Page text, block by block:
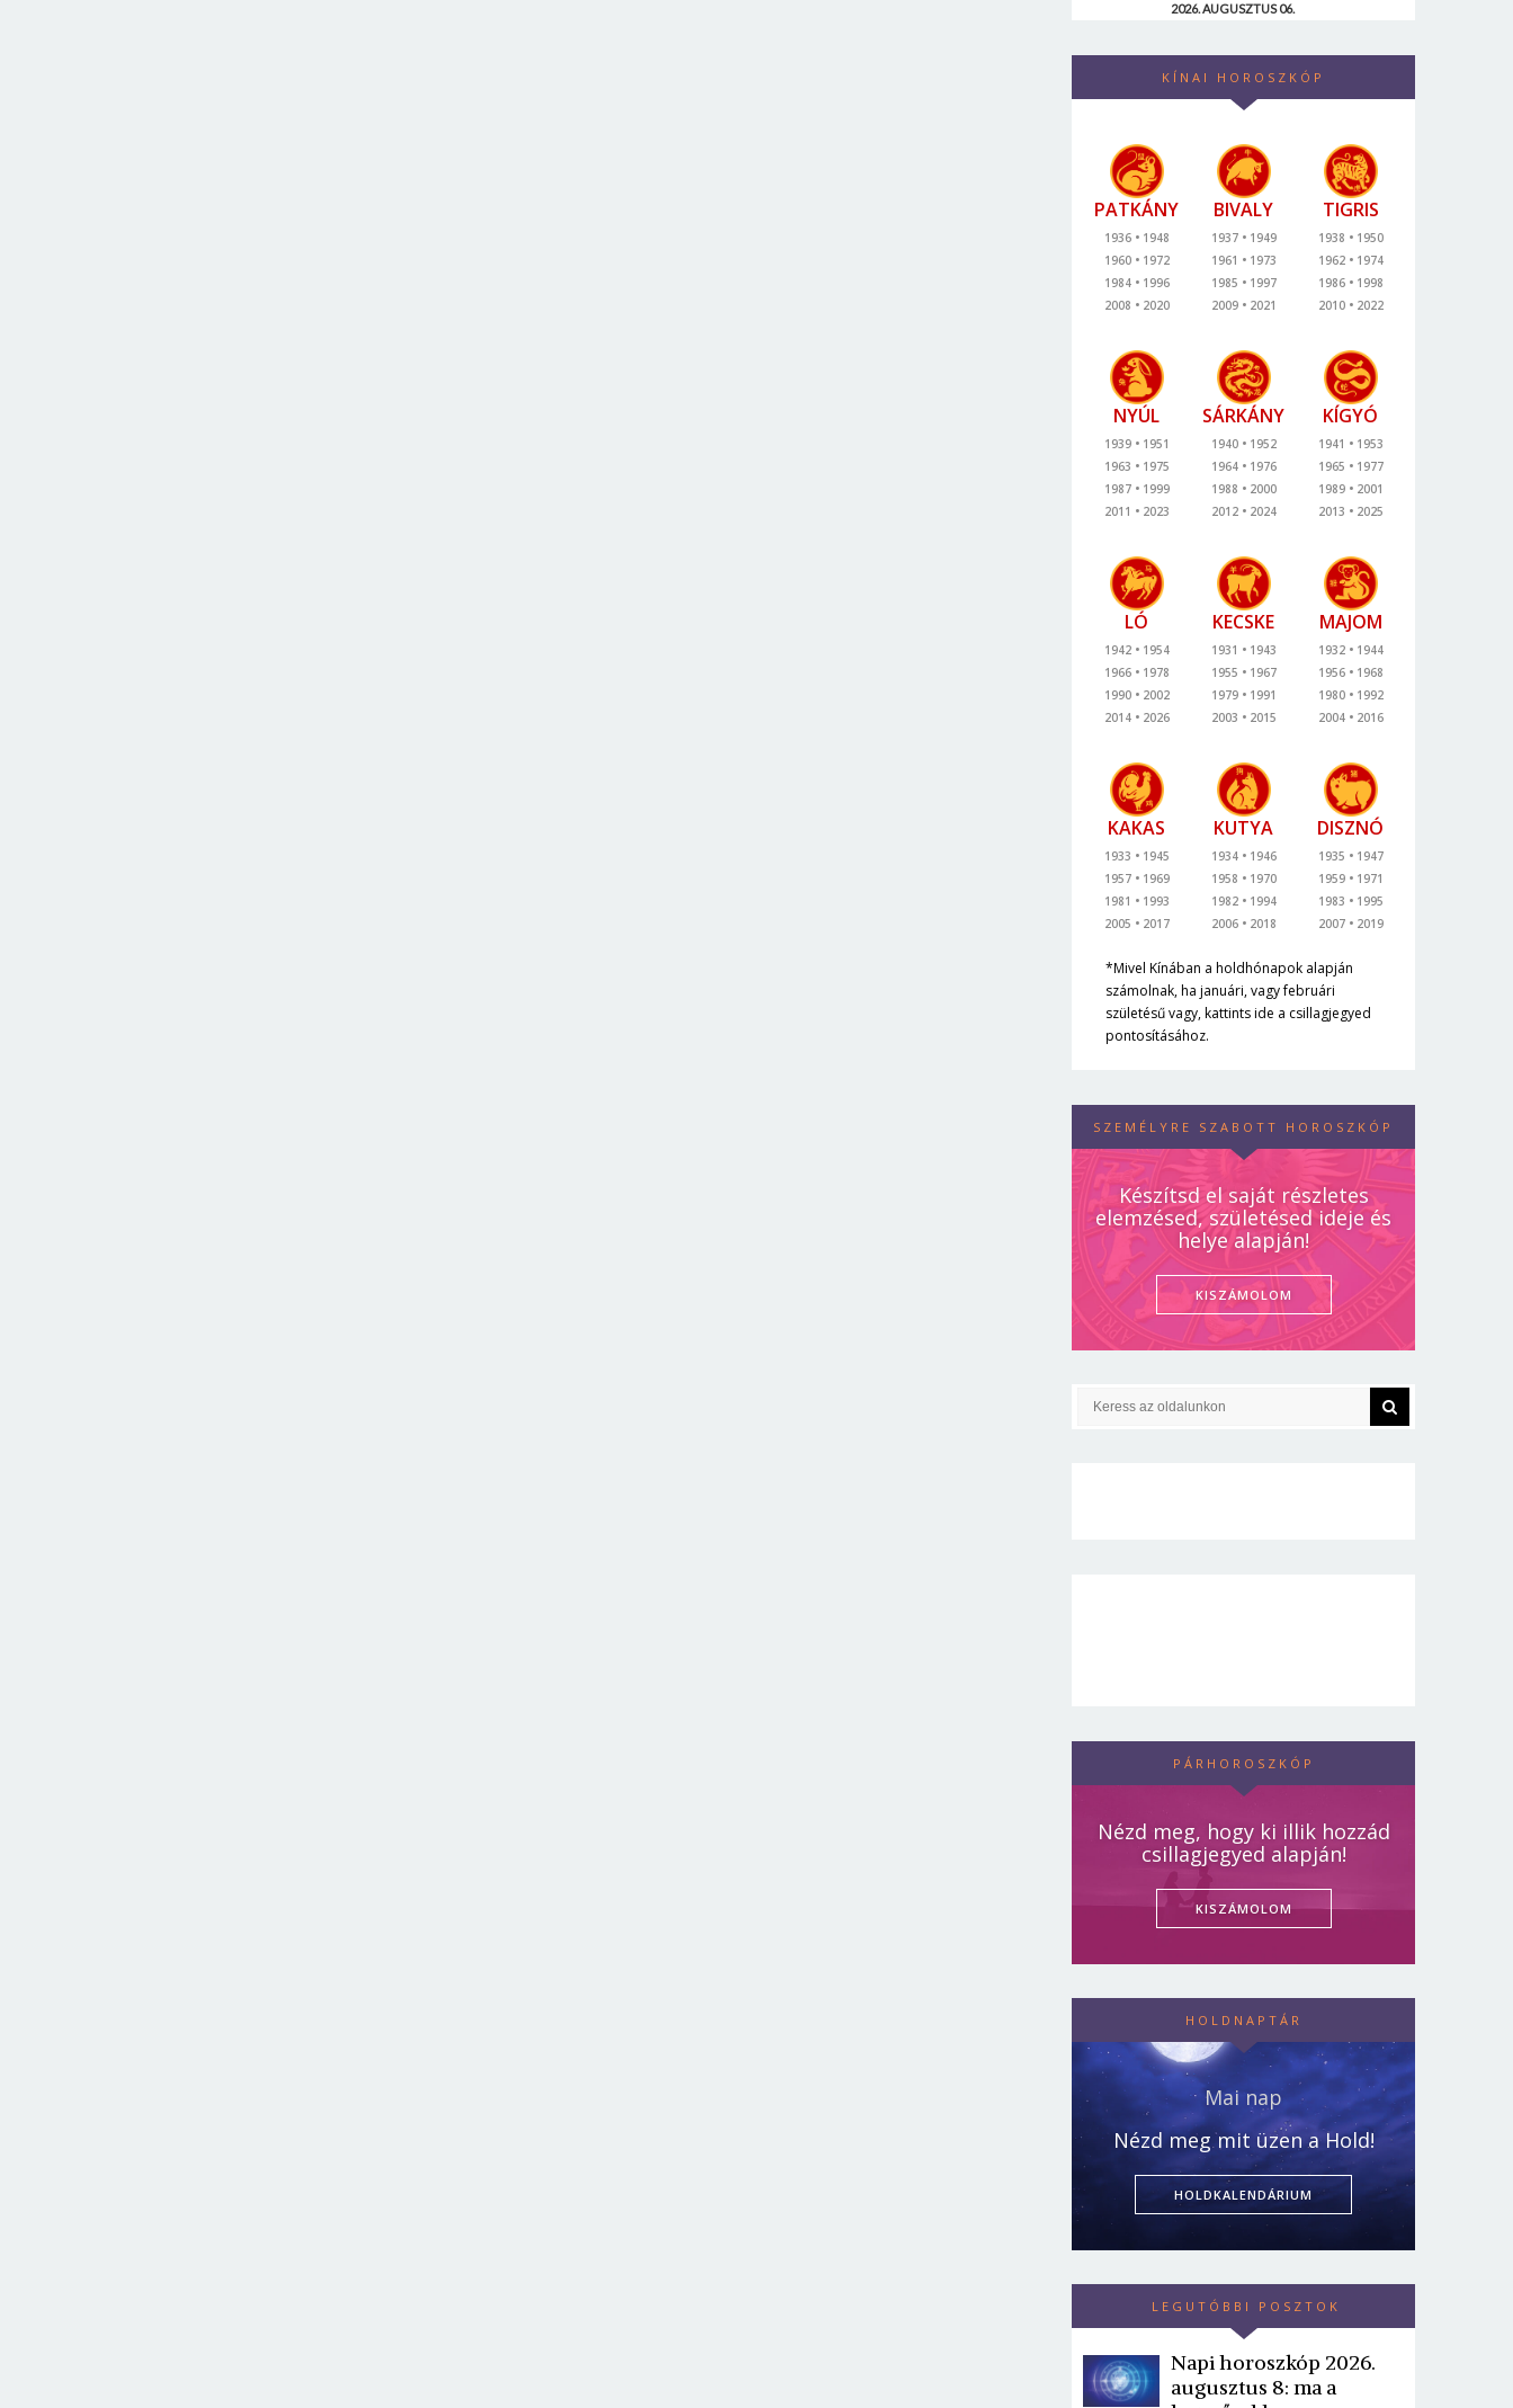
2026. AUGUSZTUS 06.
KÍNAI HOROSZKÓP
PATKÁNY
1936
1948
1960
1972
1984
1996
2008
2020
BIVALY
1937
1949
1961
1973
1985
1997
2009
2021
TIGRIS
1938
1950
1962
1974
1986
1998
2010
2022
NYÚL
1939
1951
1963
1975
1987
1999
2011
2023
SÁRKÁNY
1940
1952
1964
1976
1988
2000
2012
2024
KÍGYÓ
1941
1953
1965
1977
1989
2001
2013
2025
LÓ
1942
1954
1966
1978
1990
2002
2014
2026
KECSKE
1931
1943
1955
1967
1979
1991
2003
2015
MAJOM
1932
1944
1956
1968
1980
1992
2004
2016
KAKAS
1933
1945
1957
1969
1981
1993
2005
2017
KUTYA
1934
1946
1958
1970
1982
1994
2006
2018
DISZNÓ
1935
1947
1959
1971
1983
1995
2007
2019
*Mivel Kínában a holdhónapok alapján
számolnak, ha januári, vagy februári
születésű vagy, kattints ide a csillagjegyed
pontosításához.
SZEMÉLYRE SZABOTT HOROSZKÓP
Készítsd el saját részletes
elemzésed, születésed ideje és
helye alapján!
KISZÁMOLOM
PÁRHOROSZKÓP
Nézd meg, hogy ki illik hozzád
csillagjegyed alapján!
KISZÁMOLOM
HOLDNAPTÁR
Mai nap
Nézd meg mit üzen a Hold!
HOLDKALENDÁRIUM
LEGUTÓBBI POSZTOK
Napi horoszkóp 2026.
augusztus 8: ma a